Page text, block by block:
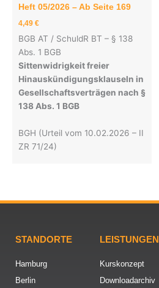
Heft 05/2026 – Ab Seite 169
4,49 €
BGB AT / SchuldR BT – § 138
Abs. 1 BGB
Sittenwidrigkeit freier
Hinauskündigungsklauseln in
Gesellschaftsverträgen nach §
138 Abs. 1 BGB
BGH (Urteil vom 10.02.2026 – II
ZR 71/24)
STANDORTE
Hamburg
Berlin
LEISTUNGEN
Kurskonzept
Downloadarchiv